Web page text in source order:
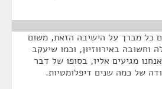
כל מברך על הישיבה הזאת, משום
וחשובה באירווזיון, וכמו שיעקב
מגיעים אליו, בסופו של דבר
של כמה שנים דיפלומטיות.